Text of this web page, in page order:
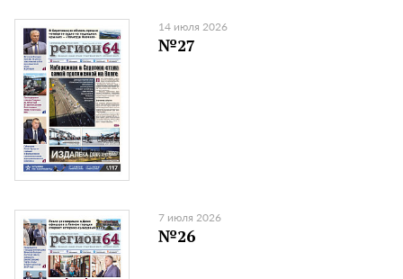
14 июля 2026
№27
7 июля 2026
№26